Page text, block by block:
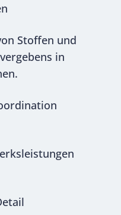
Stoffen und
in